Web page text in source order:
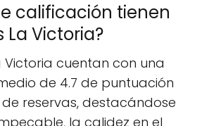
calificación tienen
La Victoria?
Victoria cuentan con una
de 4.7 de puntuación
reservas, destacándose
la calidez en el